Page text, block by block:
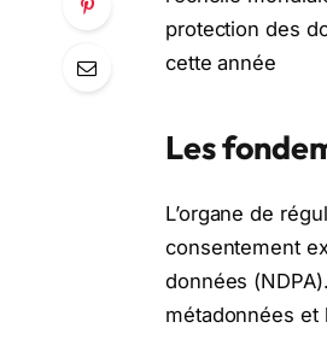
protection des
cette année
Les
L’organe de
consentement
données
métadonnées et